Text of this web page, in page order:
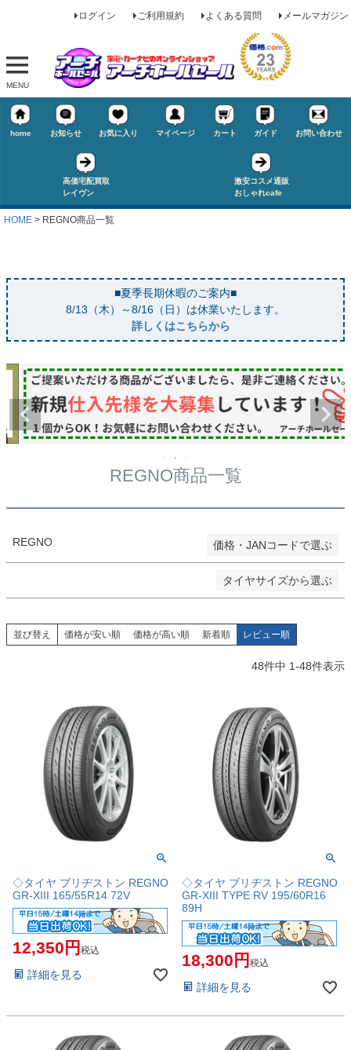
ログイン ご利用規約 よくある質問 メールマガジン
MENU
home お知らせ お気に入り マイページ カート ガイド お問い合わせ
高価宅配買取
レイヴン
激安コスメ通販
おしゃれcafe
HOME REGNO商品一覧
■夏季長期休暇のご案内■
8/13（木）～8/16（日）は休業いたします。
詳しくはこちらから
REGNO商品一覧
REGNO 価格・JANコードで選ぶ
キーワード
〜
在庫なし商品
在庫なし商品を表示しない
検索
タイヤサイズから選ぶ
★タイヤ幅
★偏平率
並び替え 価格が安い順 価格が高い順 新着順 レビュー順
48件中 1-48件表示
◇タイヤ ブリヂストン REGNO
GR-XIII 165/55R14 72V
12,350 税込
詳細を見る
◇タイヤ ブリヂストン REGNO
GR-XIII TYPE RV 195/60R16
89H
18,300 税込
詳細を見る